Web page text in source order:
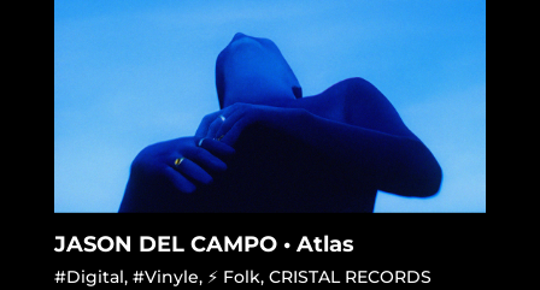
JASON DEL CAMPO • Atlas
#Digital, #Vinyle, ⚡ Folk, CRISTAL RECORDS